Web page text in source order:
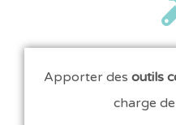
Apporter des outils
charge